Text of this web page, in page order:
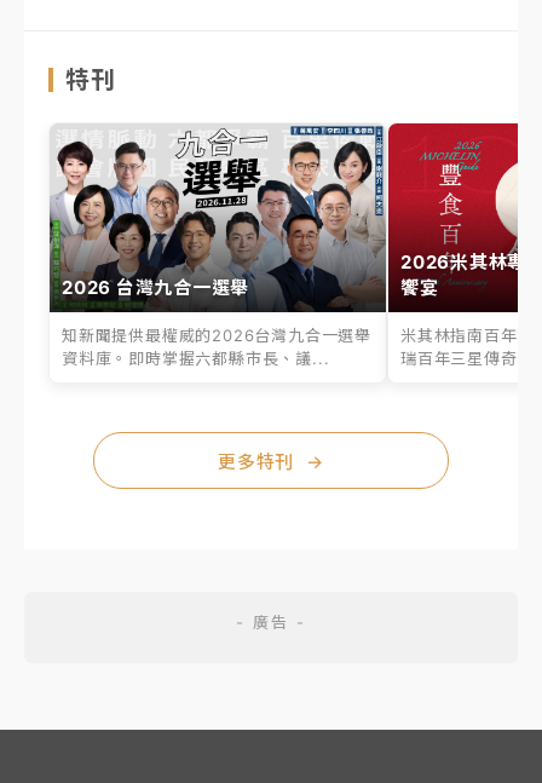
特刊
2026 台灣九合一選舉
知新聞提供最權威的2026台灣九合一選舉
資料庫。即時掌握六都縣市長、議...
2026米其林專
饗宴
米其林指南百年之
瑞百年三星傳奇、
更多特刊 →